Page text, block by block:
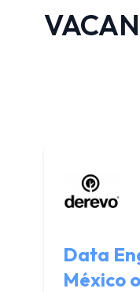
Data
México